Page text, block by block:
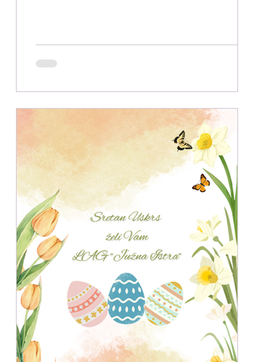
LAG natječaj temeljem LRS LAG-a
"Južna Istra" za razdoblje 2023.-2027.
poljoprivredne djelatnosti" (ref. broj
natječaja 001-12-26-01) ​ PREDMET
NATJEČAJA:​ Predmet LAG natječaja je
poticanje ulaganja u preradu
poljoprivredn